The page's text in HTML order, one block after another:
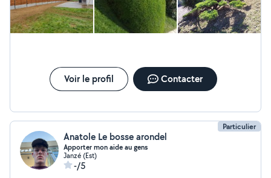
Voir le profil Contacter
Particulier
Anatole Le bosse arondel
Apporter mon aide au gens
Janzé (Est)
-/5